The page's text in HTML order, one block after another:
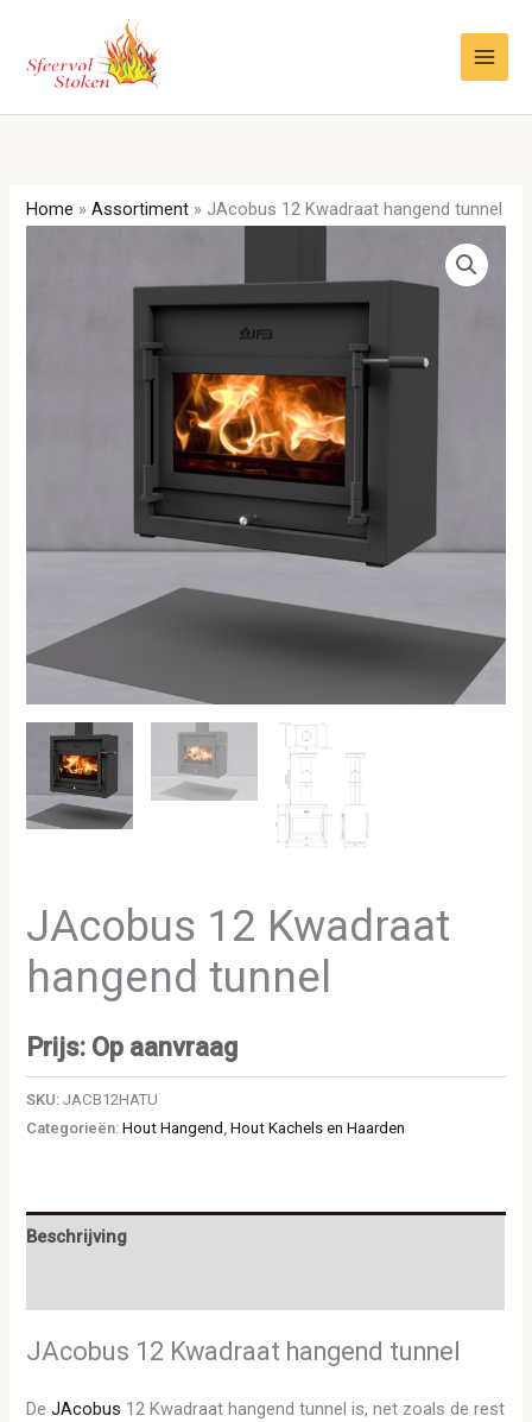
inhoud
Home »Assortiment » JAcobus 12 Kwadraat hangend tunnel
JAcobus 12 Kwadraat
hangend tunnel
Prijs: Op aanvraag
SKU:JACB12HATU
Categorieën:Hout Hangend ,Hout Kachels en Haarden
Beschrijving
JAcobus 12 Kwadraat hangend tunnel
DeJAcobus 12 Kwadraat hangend tunnel is, net zoals de rest